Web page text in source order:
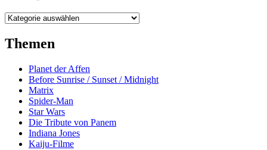
Kategorien
Themen
Planet der Affen
Before Sunrise / Sunset / Midnight
Matrix
Spider-Man
Star Wars
Die Tribute von Panem
Indiana Jones
Kaiju-Filme